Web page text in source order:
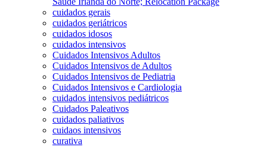
cuidados gerais
cuidados geriátricos
cuidados idosos
cuidados intensivos
Cuidados Intensivos Adultos
Cuidados Intensivos de Adultos
Cuidados Intensivos de Pediatria
Cuidados Intensivos e Cardiologia
cuidados intensivos pediátricos
Cuidados Paleativos
cuidados paliativos
cuidaos intensivos
curativa